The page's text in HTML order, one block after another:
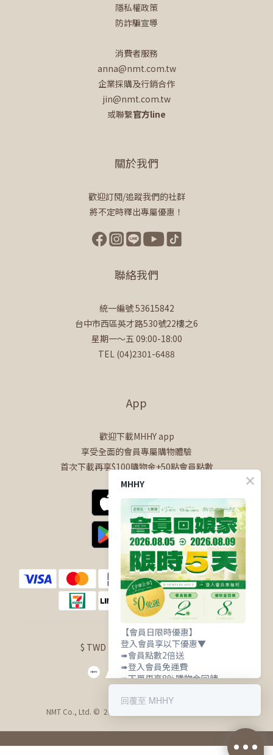
隱私權政策
防詐騙宣導
消費者服務
anna@nmt.com.tw
企業採購及行銷合作
jin@nmt.com.tw
或聯繫官方line
關於我們
歡迎訂閱/追蹤我們的社群
將不定時釋出專屬優惠！
聯絡我們
統一編號 53615842
台中市西區英才路530號22樓之6
星期一～五 09:00-18:00
TEL (04)2301-6488
App
歡迎下載MHHY app
享受全面的會員專屬購物體驗
首次下載再享$100購物金+50點會員點數
$ TWD English
NMT Co., Ltd. © 2021 明華興業股份有限公司 版權所有
MHHY
【會員日限時優惠】
登入會員享以下優惠▼
➠會員點數2倍送
➠登入會員免運費
➠下單再享8%購物金回饋
回覆至 MHHY